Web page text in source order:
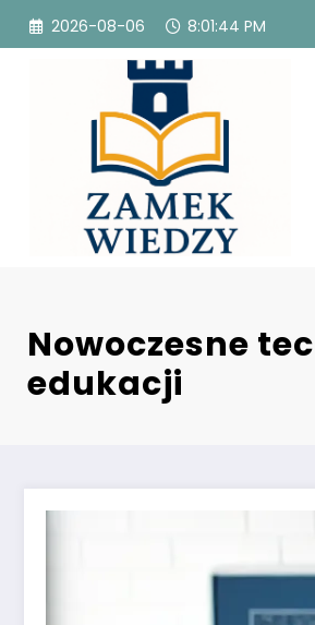
Przejdź
2026-08-06 8:01:46 PM
Nowoczesne
edukacji